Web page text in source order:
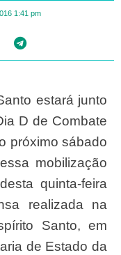
1:41 pm
D de Combate
próximo sábado
mobilização
quinta-feira
realizada na
Santo, em
de Estado da